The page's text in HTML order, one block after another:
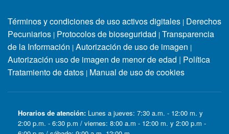
Términos y condiciones de uso activos digitales | Derechos
Pecuniarios | Protocolos de bioseguridad | Transparencia
de la Información | Autorización de uso de imagen |
Autorización uso de imagen de menor de edad | Política
Tratamiento de datos | Manual de uso de cookies
Horarios de atención: Lunes a jueves: 7:30 a.m. - 12:00 m. y
2:00 p.m. - 6:30 p.m / viernes: 8:00 a.m - 12:00 m. y 2:00 p.m -